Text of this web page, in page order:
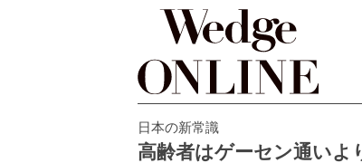
日本の新常識
高齢者はゲーセン通いよ